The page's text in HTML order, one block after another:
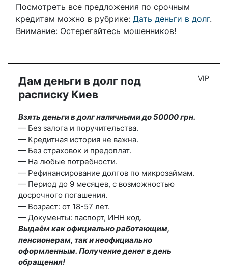
Посмотреть все предложения по срочным
кредитам можно в рубрике: Дать деньги в долг.
Внимание: Остерегайтесь мошенников!
Дам деньги в долг под
расписку Киев
Взять деньги в долг наличными до 50000 грн.
— Без залога и поручительства.
— Кредитная история не важна.
— Без страховок и предоплат.
— На любые потребности.
— Рефинансирование долгов по микрозаймам.
— Период до 9 месяцев, с возможностью
досрочного погашения.
— Возраст: от 18-57 лет.
— Документы: паспорт, ИНН код.
Выдаём как официально работающим,
пенсионерам, так и неофициально
оформленным. Получение денег в день
обращения!
VIP